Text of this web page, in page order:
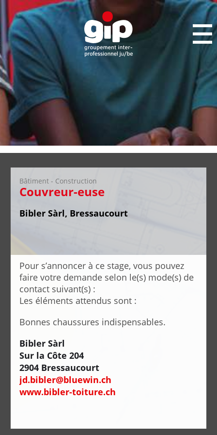
Bâtiment - Construction
Couvreur-euse
Bibler Sàrl, Bressaucourt
Pour s’annoncer à ce stage, vous pouvez
faire votre demande selon le(s) mode(s) de
contact suivant(s) :
Les éléments attendus sont :
Bonnes chaussures indispensables.
Bibler Sàrl
Sur la Côte 204
2904 Bressaucourt
jd.bibler@bluewin.ch
www.bibler-toiture.ch